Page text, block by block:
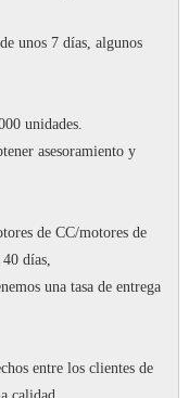
unos 7 días, algunos
unidades.
asesoramiento y
de CC/motores de
días,
una tasa de entrega
entre los clientes de